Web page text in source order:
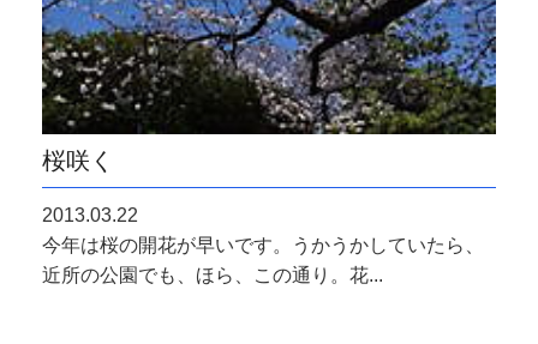
桜咲く
2013.03.22
今年は桜の開花が早いです。うかうかしていたら、
近所の公園でも、ほら、この通り。花...